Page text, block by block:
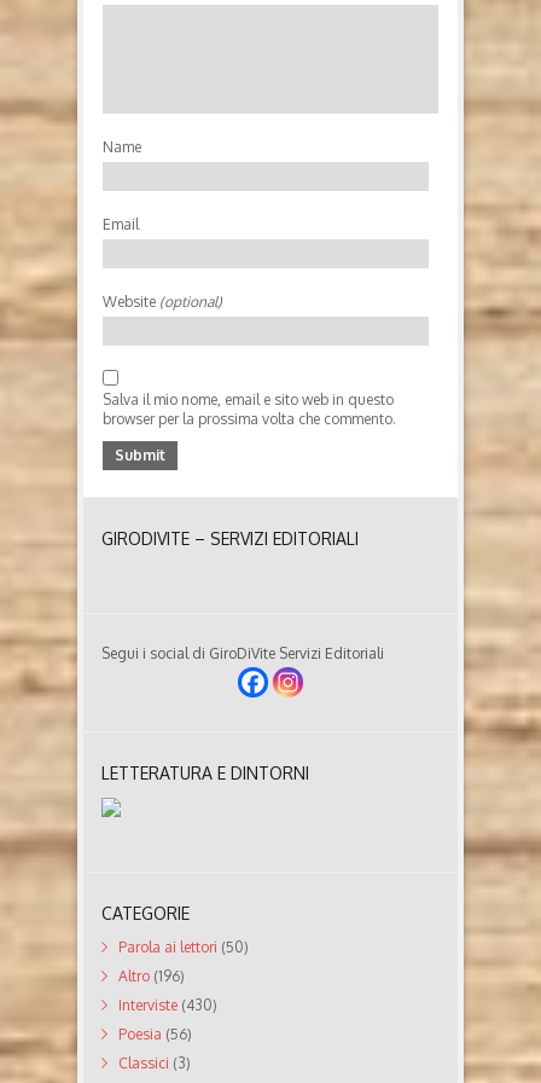
(Vicenza), dov’è nato nel 1945, e a Limena (Padova).
Laureato in Sociologia all'Università di Urbino. Ha
insegnato discipline...
Name
Email
Website (optional)
Salva il mio nome, email e sito web in questo
browser per la prossima volta che commento.
GIRODIVITE – SERVIZI EDITORIALI
Segui i social di GiroDiVite Servizi Editoriali
LETTERATURA E DINTORNI
CATEGORIE
Parola ai lettori (50)
Altro (196)
Interviste (430)
Poesia (56)
Classici (3)